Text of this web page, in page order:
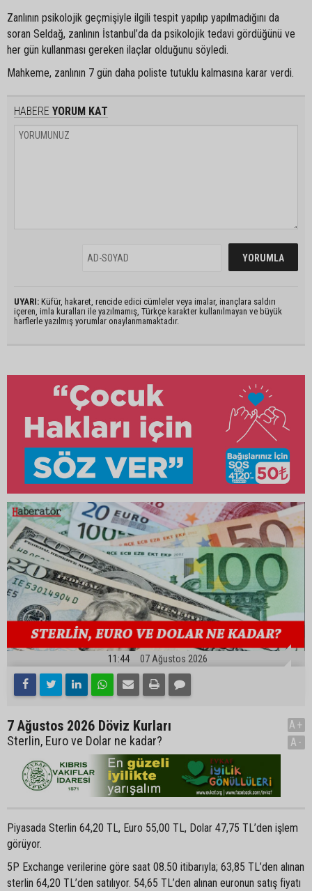
Zanlının psikolojik geçmişiyle ilgili tespit yapılıp yapılmadığını da
soran Seldağ, zanlının İstanbul’da da psikolojik tedavi gördüğünü ve
her gün kullanması gereken ilaçlar olduğunu söyledi.
Mahkeme, zanlının 7 gün daha poliste tutuklu kalmasına karar verdi.
HABERE YORUM KAT
UYARI: Küfür, hakaret, rencide edici cümleler veya imalar, inançlara saldırı
içeren, imla kuralları ile yazılmamış, Türkçe karakter kullanılmayan ve büyük
harflerle yazılmış yorumlar onaylanmamaktadır.
11:44 07 Ağustos 2026
7 Ağustos 2026 Döviz Kurları
Sterlin, Euro ve Dolar ne kadar?
A+
A-
Piyasada Sterlin 64,20 TL, Euro 55,00 TL, Dolar 47,75 TL’den işlem
görüyor.
5P Exchange verilerine göre saat 08.50 itibarıyla; 63,85 TL’den alınan
sterlin 64,20 TL’den satılıyor. 54,65 TL’den alınan euronun satış fiyatı